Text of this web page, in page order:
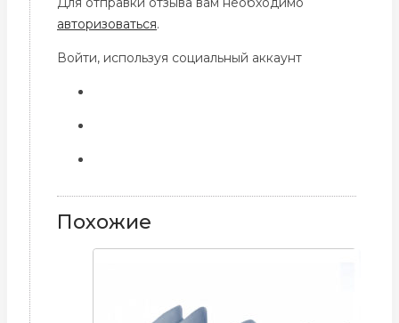
авторизоваться.
Войти, используя социальный аккаунт
Похожие